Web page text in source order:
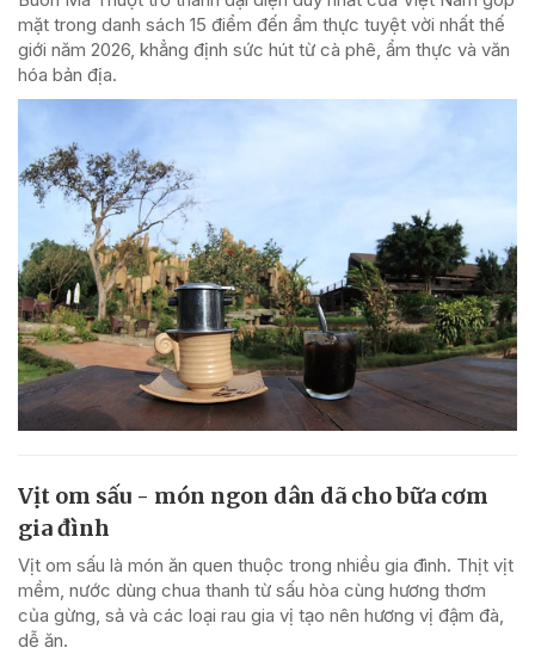
mặt trong danh sách 15 điểm đến ẩm thực tuyệt vời nhất thế
giới năm 2026, khẳng định sức hút từ cà phê, ẩm thực và văn
hóa bản địa.
Vịt om sấu - món ngon dân dã cho bữa cơm
gia đình
Vịt om sấu là món ăn quen thuộc trong nhiều gia đình. Thịt vịt
mềm, nước dùng chua thanh từ sấu hòa cùng hương thơm
của gừng, sả và các loại rau gia vị tạo nên hương vị đậm đà,
dễ ăn.